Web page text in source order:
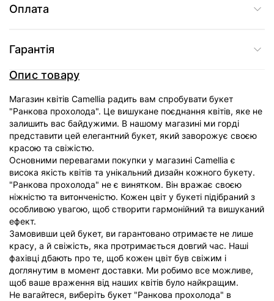
Оплата
Гарантія
Опис товару
Магазин квітів Camellia радить вам спробувати букет
"Ранкова прохолода". Це вишукане поєднання квітів, яке не
залишить вас байдужими. В нашому магазині ми горді
представити цей елегантний букет, який заворожує своєю
красою та свіжістю.
Основними перевагами покупки у магазині Camellia є
висока якість квітів та унікальний дизайн кожного букету.
"Ранкова прохолода" не є винятком. Він вражає своєю
ніжністю та витонченістю. Кожен цвіт у букеті підібраний з
особливою увагою, щоб створити гармонійний та вишуканий
ефект.
Замовивши цей букет, ви гарантовано отримаєте не лише
красу, а й свіжість, яка протримається довгий час. Наші
фахівці дбають про те, щоб кожен цвіт був свіжим і
доглянутим в момент доставки. Ми робимо все можливе,
щоб ваше враження від наших квітів було найкращим.
Не вагайтеся, виберіть букет "Ранкова прохолода" в